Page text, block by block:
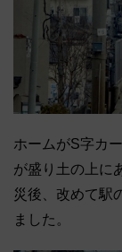
ホームがS字カ
が盛り土の上に
災後、改めて駅
ました。